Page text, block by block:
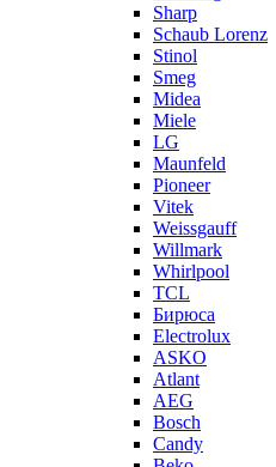
Sharp
Schaub Lorenz
Stinol
Smeg
Midea
Miele
LG
Maunfeld
Pioneer
Vitek
Weissgauff
Willmark
Whirlpool
TCL
Бирюса
Electrolux
ASKO
Atlant
AEG
Bosch
Candy